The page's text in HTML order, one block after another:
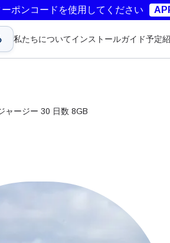
ーポンコードを使用してください
私たちについてインストールガイド予定
ャージー 30 日数 8GB